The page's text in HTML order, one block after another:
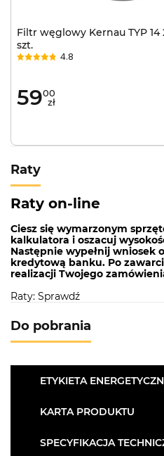
Poziom hałasu przy
47 dB
wydajności:
Wydajność
Typ oświetlenia:
Typ filtra:
zasysania oparów
Rodzaj sterowania:
Filtr węglowy Kernau TYP 14
szt.
4.8
5900
zł
Raty
Raty on-line
Ciesz się wymarzonym
kalkulatora i oszacuj
Następnie wypełnij wniosek
kredytową banku. Po
realizacji Twojego
Raty: Sprawdź
Do pobrania
ETYKIETA
KARTA PRODUKTU
SPECYFIKACJA